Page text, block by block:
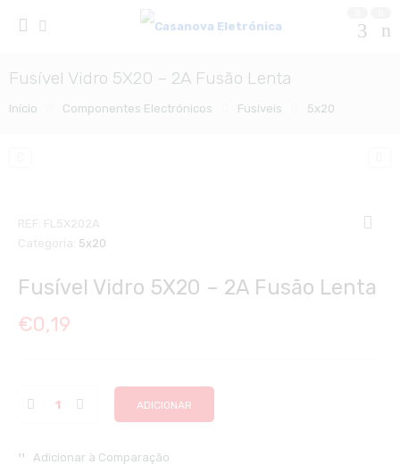
Fusível Vidro 5X20 – 2A Fusão Lenta
Início Componentes Electrónicos Fusíveis 5x20
REF: FL5X202A
Categoria: 5x20
Fusível Vidro 5X20 – 2A Fusão Lenta
€0,19
ADICIONAR
Adicionar à Comparação